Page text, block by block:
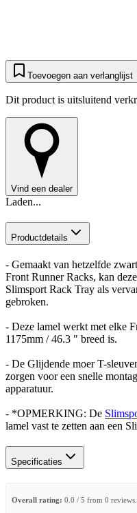
Toevoegen aan verlanglijst
Dit product is uitsluitend
Vind een dealer
Laden...
Productdetails
- Gemaakt van hetzelfde
Front Runner Racks, kan
Slimsport Rack Tray als
gebroken.
- Deze lamel werkt met elke
1175mm / 46.3 " breed is.
- De Glijdende moer T-
zorgen voor een snelle
apparatuur.
- *OPMERKING: De
lamel vast te zetten aan een
Specificaties
Overall rating: 0.0 / 5 from 0 reviews.